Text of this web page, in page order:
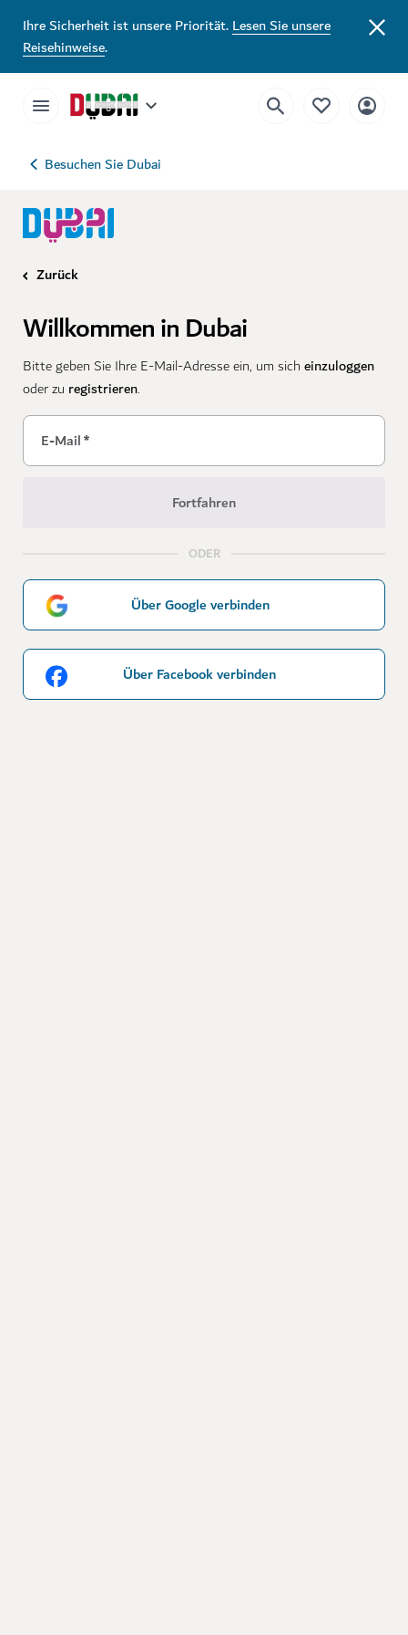
Ihre Sicherheit ist unsere Priorität.Lesen Sie unsere
Reisehinweise.
Besuchen Sie Dubai
Zurück
Willkommen in Dubai
Bitte geben Sie Ihre E-Mail-Adresse ein, um sich einzuloggen
oder zu registrieren.
E-Mail*
Fortfahren
ODER
Über Google verbinden
Über Facebook verbinden